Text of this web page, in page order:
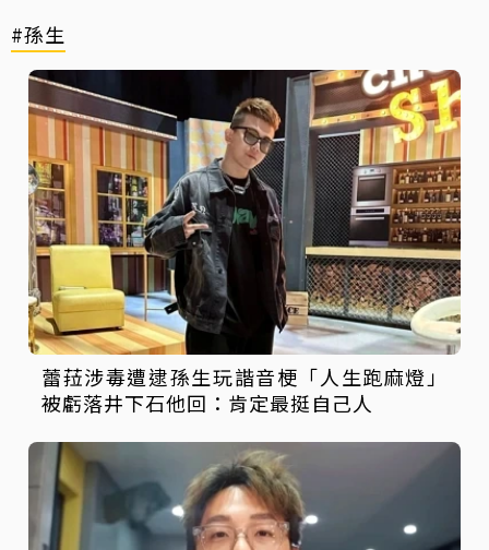
#孫生
蕾菈涉毒遭逮孫生玩諧音梗「人生跑麻燈」
被虧落井下石他回：肯定最挺自己人